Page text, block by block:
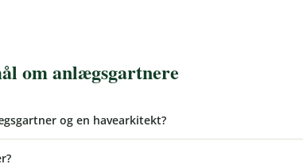
om anlægsgartnere
og en havearkitekt?